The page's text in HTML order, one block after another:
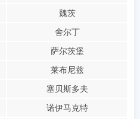
魏茨
舍尔丁
萨尔茨堡
莱布尼兹
塞贝斯多夫
诺伊马克特